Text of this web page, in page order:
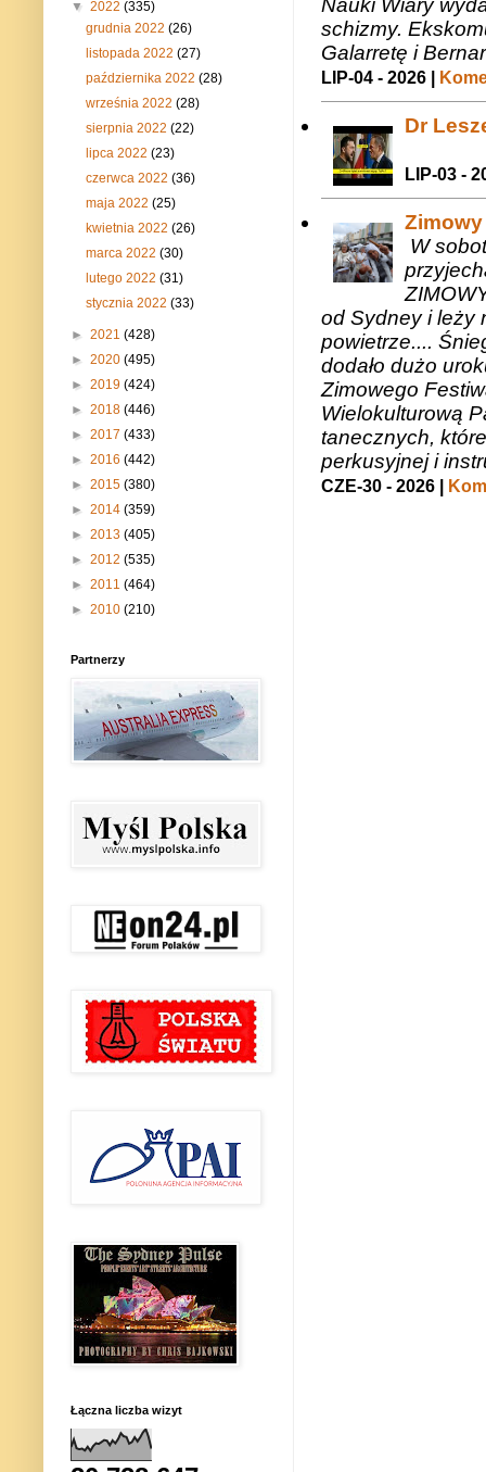
Nauki Wiary
schizmy.
Galarretę i
LIP-04 - 2026 |
Dr
LIP-03 -
W
od Sydney i leży
powietrze....
dodało dużo
Zimowego
Wielokulturową
tanecznych,
perkusyjnej i
CZE-30 - 2026 |
▼ 2022 (335)
grudnia 2022(26)
listopada 2022(27)
października 2022(28)
września 2022(28)
sierpnia 2022(22)
lipca 2022(23)
czerwca 2022(36)
maja 2022(25)
kwietnia 2022(26)
marca 2022(30)
lutego 2022(31)
stycznia 2022(33)
► 2021 (428)
► 2020 (495)
► 2019 (424)
► 2018 (446)
► 2017 (433)
► 2016 (442)
► 2015 (380)
► 2014 (359)
► 2013 (405)
► 2012 (535)
► 2011 (464)
► 2010 (210)
Partnerzy
Łączna liczba wizyt